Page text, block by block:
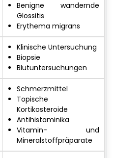
Benigne wandernde
Glossitis
Erythema migrans
Klinische Untersuchung
Biopsie
Blutuntersuchungen
Schmerzmittel
Topische
Kortikosteroide
Antihistaminika
Vitamin- und
Mineralstoffpräparate